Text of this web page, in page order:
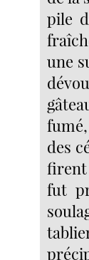
pile
une
des
firent
fut